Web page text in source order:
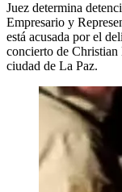
Juez determina
Empresario y
está acusada por el
concierto de Christian
ciudad de La Paz.